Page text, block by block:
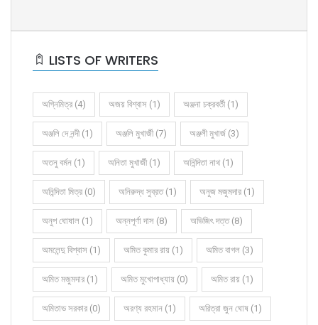
LISTS OF WRITERS
অগ্নিমিত্র (4) অজয় বিশ্বাস (1) অঞ্জনা চক্রবর্তী (1)
অঞ্জলি দে নন্দী (1) অঞ্জলি মুখার্জী (7) অঞ্জলী মুখার্জ (3)
অতনু বর্মন (1) অনিতা মুখার্জী (1) অনিন্দিতা নাথ (1)
অনিন্দিতা মিত্র (0) অনিরুদ্ধ সুব্রত (1) অনুজ মজুমদার (1)
অনুপ ঘোষাল (1) অন্নপূর্ণা দাস (8) অভিজিৎ দত্ত (8)
অমলেন্দু বিশ্বাস (1) অমিত কুমার রায় (1) অমিত বাগল (3)
অমিত মজুমদার (1) অমিত মুখোপাধ্যায় (0) অমিত রায় (1)
অমিতাভ সরকার (0) অরণ্য রহমান (1) অরিত্রা জুন ঘোষ (1)